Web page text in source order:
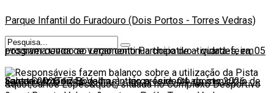
Parque Infantil do Furadouro (Dois Portos - Torres Vedras)
possível devido ao Orçamento Participativo-quarta-feira, 05
agosto 2026 17:56
Programa Onda de Verão continua cheio de atividades, em
Santa Cruz (Torres Vedras)-terça-feira, 04 agosto 2026
Faleceu António Bogalho, antigo presidente do município de